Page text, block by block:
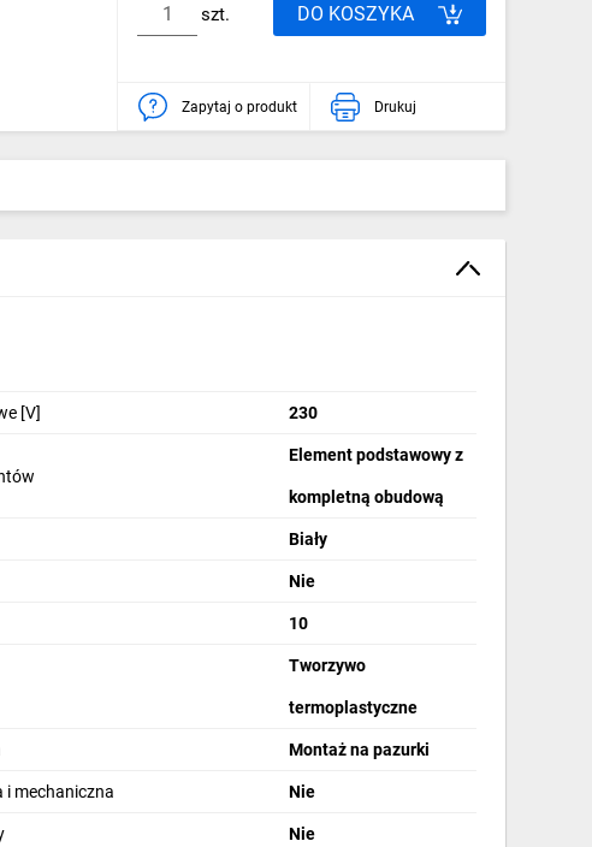
szt. DO KOSZYKA
Zapytaj o produkt Drukuj
[V] 230
Element podstawowy z
kompletną obudową
Biały
Nie
10
Tworzywo
termoplastyczne
Montaż na pazurki
i mechaniczna Nie
Nie